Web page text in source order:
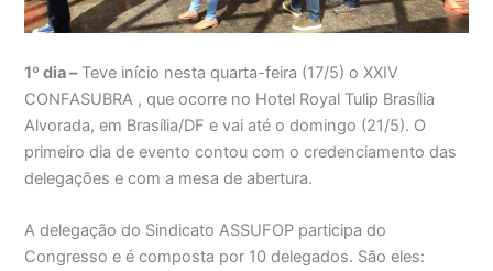
1º dia –Teve início nesta quarta-feira (17/5) o XXIV
CONFASUBRA , que ocorre no Hotel Royal Tulip Brasília
Alvorada, em Brasília/DF e vai até o domingo (21/5). O
primeiro dia de evento contou com o credenciamento das
delegações e com a mesa de abertura.
A delegação do Sindicato ASSUFOP participa do
Congresso e é composta por 10 delegados. São eles: